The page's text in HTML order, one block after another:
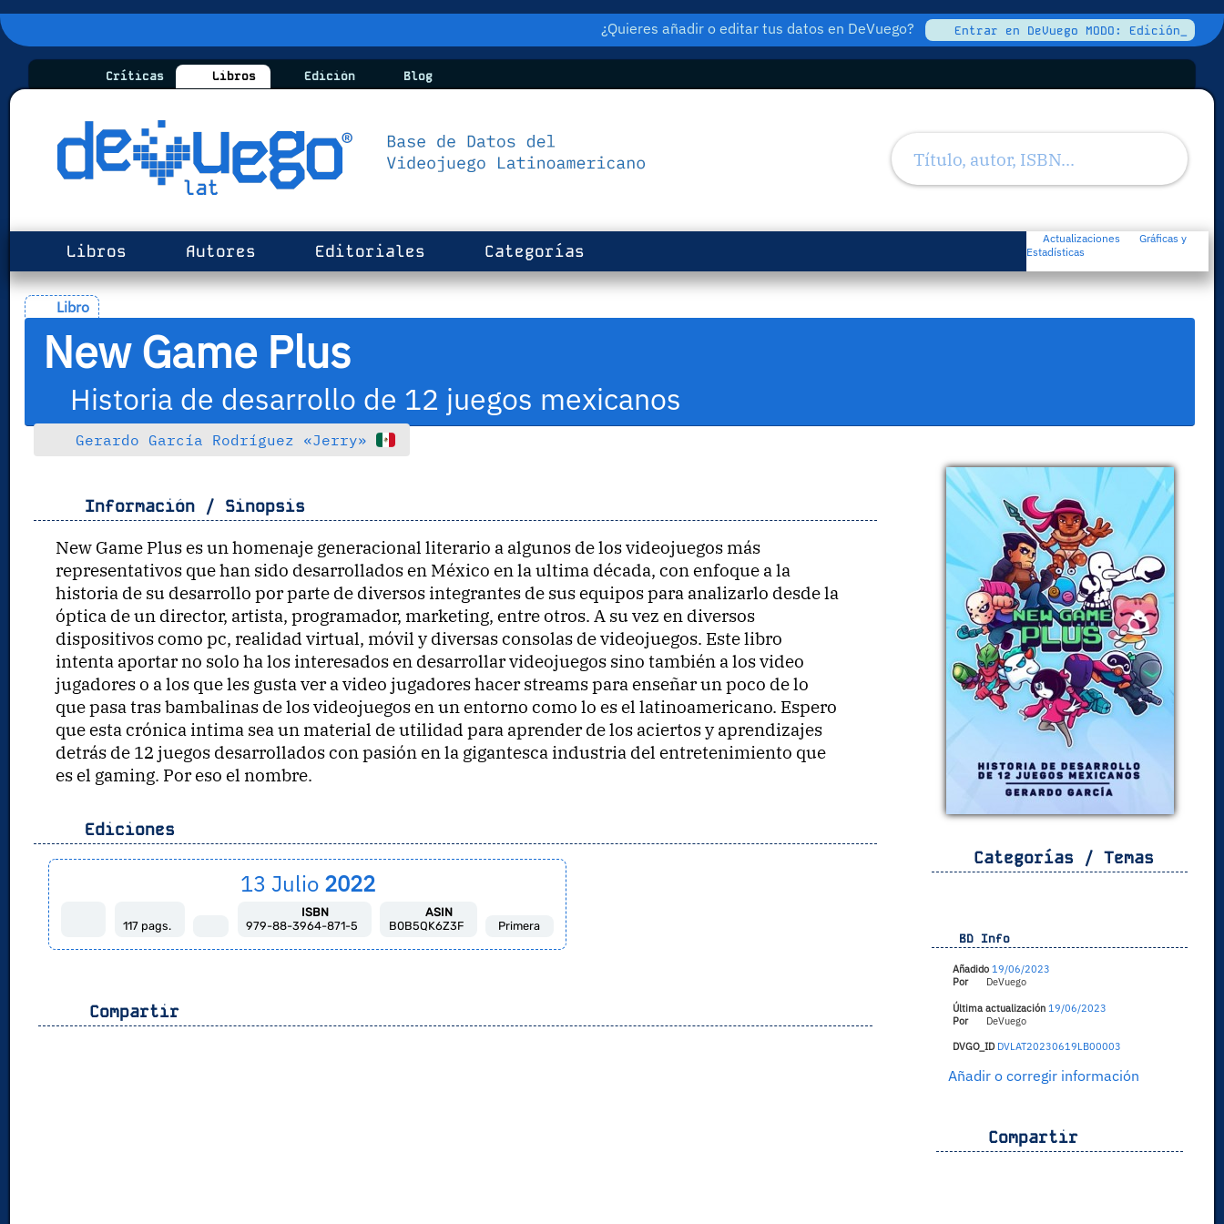
¿Quieres añadir o editar tus datos en DeVuego? Entrar en DeVuego MODO: Edición_
Críticas Libros Edición Blog
Libros Autores Editoriales Categorías
Actualizaciones
Gráficas y
Estadísticas
Libro
New Game Plus
Historia de desarrollo de 12 juegos mexicanos
Gerardo García Rodríguez «Jerry»
Categorías / Temas
BD Info
Añadido 19/06/2023
Por
DeVuego
Última actualización 19/06/2023
Por
DeVuego
DVGO_ID DVLAT20230619LB00003
Añadir o corregir información
Compartir
Información / Sinopsis
New Game Plus es un homenaje generacional literario a algunos de los videojuegos más
representativos que han sido desarrollados en México en la ultima década, con enfoque a la
historia de su desarrollo por parte de diversos integrantes de sus equipos para analizarlo desde la
óptica de un director, artista, programador, marketing, entre otros. A su vez en diversos
dispositivos como pc, realidad virtual, móvil y diversas consolas de videojuegos. Este libro
intenta aportar no solo ha los interesados en desarrollar videojuegos sino también a los video
jugadores o a los que les gusta ver a video jugadores hacer streams para enseñar un poco de lo
que pasa tras bambalinas de los videojuegos en un entorno como lo es el latinoamericano. Espero
que esta crónica intima sea un material de utilidad para aprender de los aciertos y aprendizajes
detrás de 12 juegos desarrollados con pasión en la gigantesca industria del entretenimiento que
es el gaming. Por eso el nombre.
Ediciones
13 Julio 2022
117 pags.
ISBN
979-88-3964-871-5
ASIN
B0B5QK6Z3F
Primera
Compartir